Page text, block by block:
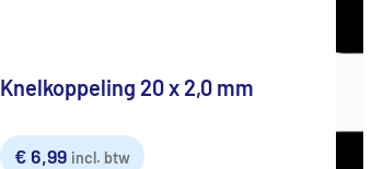
Knelkoppeling 20 x 2,0 mm
€ 6,99 incl. btw